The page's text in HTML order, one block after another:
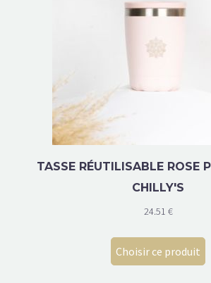
TASSE RÉUTILISABLE ROSE
CHILLY'S
24.51 €
Choisir ce produit